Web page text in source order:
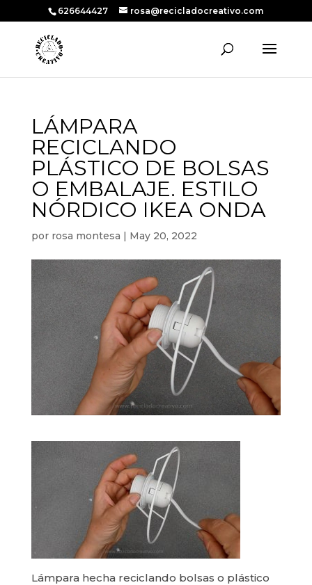
626644427 rosa@recicladocreativo.com
LÁMPARA
RECICLANDO
PLÁSTICO DE BOLSAS
O EMBALAJE. ESTILO
NÓRDICO IKEA ONDA
por rosa montesa | May 20, 2022
Lámpara hecha reciclando bolsas o plástico